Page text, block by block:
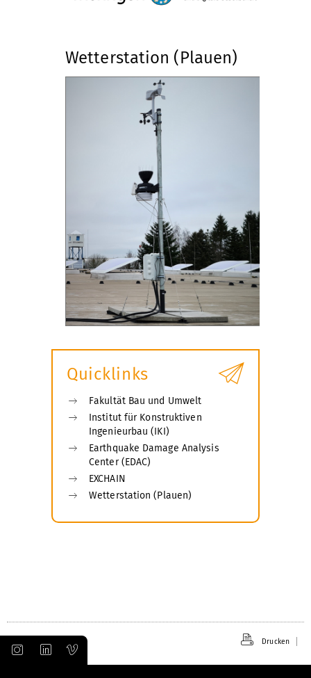
Wetterstation (Plauen)
Quicklinks
Fakultät Bau und Umwelt
Institut für Konstruktiven
Ingenieurbau (IKI)
Earthquake Damage Analysis
Center (EDAC)
EXCHAIN
Wetterstation (Plauen)
Drucken